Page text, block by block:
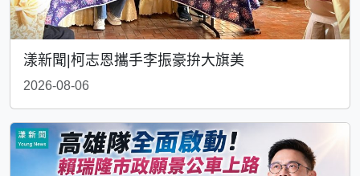
漾新聞|柯志恩攜手李振豪拚大旗美
2026-08-06